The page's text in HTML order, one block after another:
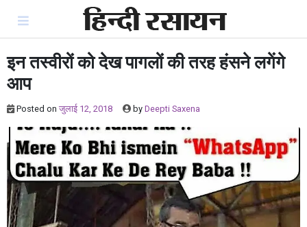
content
इन तस्वीरों को देख पागलों की तरह हंसने लगेंगे
आप
Posted on जुलाई 12, 2018 by Deepti Saxena